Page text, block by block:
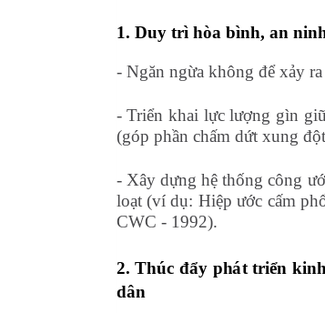
1. Duy trì hòa bình, an
- Ngăn ngừa không để xảy
- Triển khai lực lượng gìn
(góp phần chấm dứt xung
- Xây dựng hệ thống công
loạt (ví dụ: Hiệp ước cấm
CWC - 1992).
2. Thúc đẩy phát triển
dân